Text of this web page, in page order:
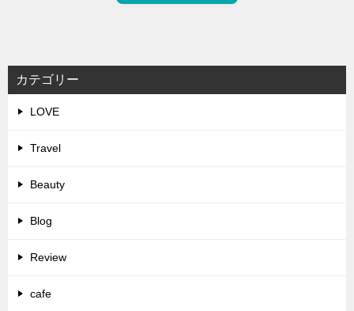
カテゴリー
LOVE
Travel
Beauty
Blog
Review
cafe